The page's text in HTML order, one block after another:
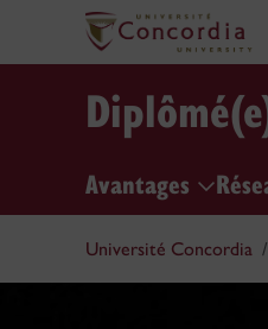
Avantages
Université Concordia